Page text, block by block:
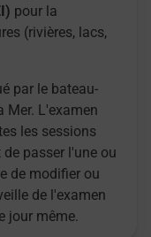
pour la
(rivières, lacs,
par le bateau-
Mer. L'examen
les sessions
passer l'une ou
de modifier ou
de l'examen
jour même.